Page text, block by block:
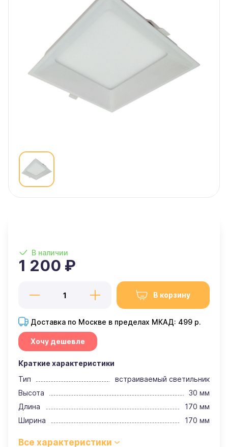
В наличии
1 200 ₽
В корзину
Доставка по Москве в пределах МКАД: 499 р.
Хочу дешевле
Краткие характеристики
Тип
встраиваемый светильник
Высота
30 мм
Длина
170 мм
Ширина
170 мм